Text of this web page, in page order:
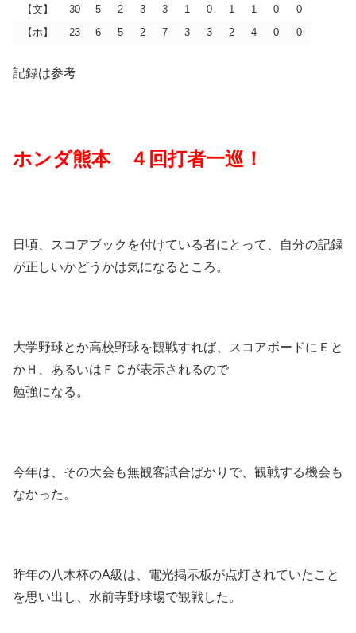
【文】 30 5 2 3 3 1 0 1 1 0
0
【ホ】
23 6 5 2 7 3 3 2 4 0 0
記録は参考
ホンダ熊本 ４回打者一巡！
日頃、スコアブックを付けている者にとって、自分の記録
が正しいかどうかは気になるところ。
大学野球とか高校野球を観戦すれば、スコアボードにＥと
かＨ、あるいはＦＣが表示されるので
勉強になる。
今年は、その大会も無観客試合ばかりで、観戦する機会も
なかった。
昨年の八木杯のA級は、電光掲示板が点灯されていたこと
を思い出し、水前寺野球場で観戦した。